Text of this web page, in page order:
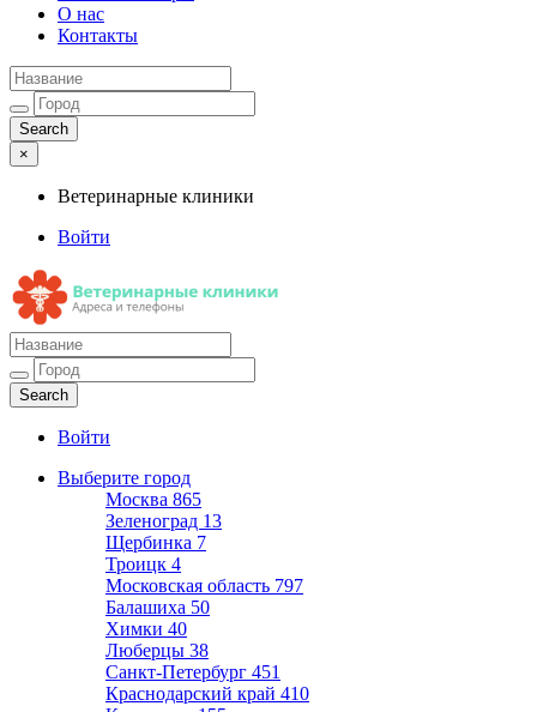
О нас
Контакты
×
Ветеринарные клиники
Войти
Ветеринарные клиники
Адреса и телефоны
Войти
Выберите город
Москва 865
Зеленоград 13
Щербинка 7
Троицк 4
Московская область 797
Балашиха 50
Химки 40
Люберцы 38
Санкт-Петербург 451
Краснодарский край 410